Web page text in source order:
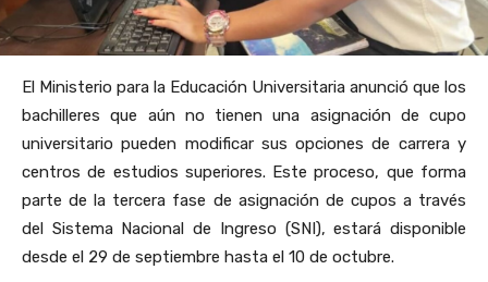
El Ministerio para la Educación Universitaria anunció que los
bachilleres que aún no tienen una asignación de cupo
universitario pueden modificar sus opciones de carrera y
centros de estudios superiores. Este proceso, que forma
parte de la tercera fase de asignación de cupos a través
del Sistema Nacional de Ingreso (SNI), estará disponible
desde el 29 de septiembre hasta el 10 de octubre.